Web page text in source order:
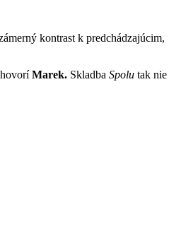
kontrast k predchádzajúcim,
hovoríMarek. Skladba Spolu tak nie